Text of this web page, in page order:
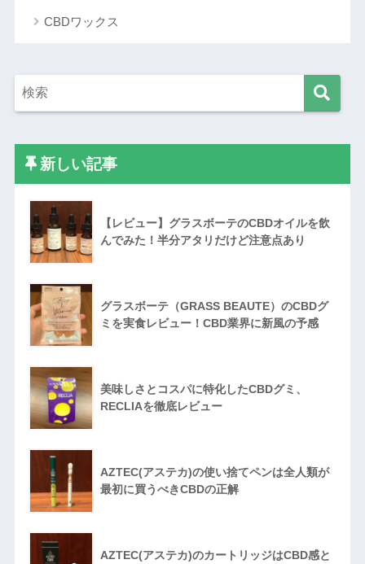
CBDワックス
新しい記事
【レビュー】グラスボーテのCBDオイルを飲
んでみた！半分アタリだけど注意点あり
グラスボーテ（GRASS BEAUTE）のCBDグ
ミを実食レビュー！CBD業界に新風の予感
美味しさとコスパに特化したCBDグミ、
RECLIAを徹底レビュー
AZTEC(アステカ)の使い捨てペンは全人類が
最初に買うべきCBDの正解
AZTEC(アステカ)のカートリッジはCBD感と